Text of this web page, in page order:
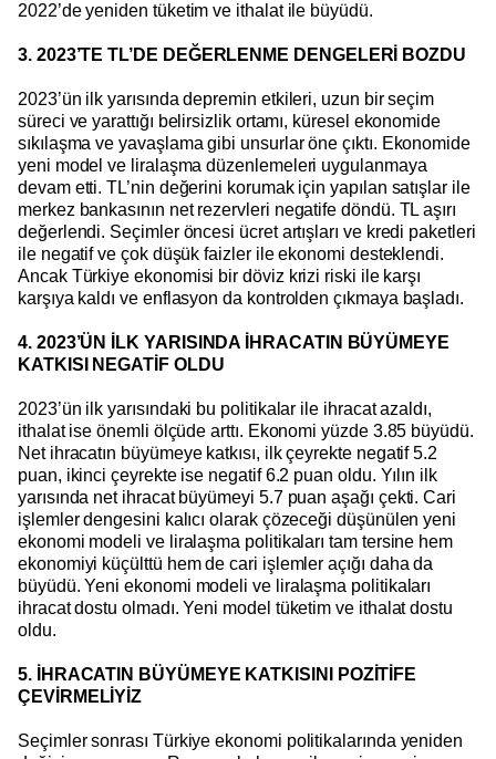
2022’de yeniden tüketim ve ithalat ile büyüdü.
3. 2023’TE TL’DE DEĞERLENME DENGELERİ BOZDU
2023’ün ilk yarısında depremin etkileri, uzun bir seçim
süreci ve yarattığı belirsizlik ortamı, küresel ekonomide
sıkılaşma ve yavaşlama gibi unsurlar öne çıktı. Ekonomide
yeni model ve liralaşma düzenlemeleri uygulanmaya
devam etti. TL’nin değerini korumak için yapılan satışlar ile
merkez bankasının net rezervleri negatife döndü. TL aşırı
değerlendi. Seçimler öncesi ücret artışları ve kredi paketleri
ile negatif ve çok düşük faizler ile ekonomi desteklendi.
Ancak Türkiye ekonomisi bir döviz krizi riski ile karşı
karşıya kaldı ve enflasyon da kontrolden çıkmaya başladı.
4. 2023’ÜN İLK YARISINDA İHRACATIN BÜYÜMEYE
KATKISI NEGATİF OLDU
2023’ün ilk yarısındaki bu politikalar ile ihracat azaldı,
ithalat ise önemli ölçüde arttı. Ekonomi yüzde 3.85 büyüdü.
Net ihracatın büyümeye katkısı, ilk çeyrekte negatif 5.2
puan, ikinci çeyrekte ise negatif 6.2 puan oldu. Yılın ilk
yarısında net ihracat büyümeyi 5.7 puan aşağı çekti. Cari
işlemler dengesini kalıcı olarak çözeceği düşünülen yeni
ekonomi modeli ve liralaşma politikaları tam tersine hem
ekonomiyi küçülttü hem de cari işlemler açığı daha da
büyüdü. Yeni ekonomi modeli ve liralaşma politikaları
ihracat dostu olmadı. Yeni model tüketim ve ithalat dostu
oldu.
5. İHRACATIN BÜYÜMEYE KATKISINI POZİTİFE
ÇEVİRMELİYİZ
Seçimler sonrası Türkiye ekonomi politikalarında yeniden